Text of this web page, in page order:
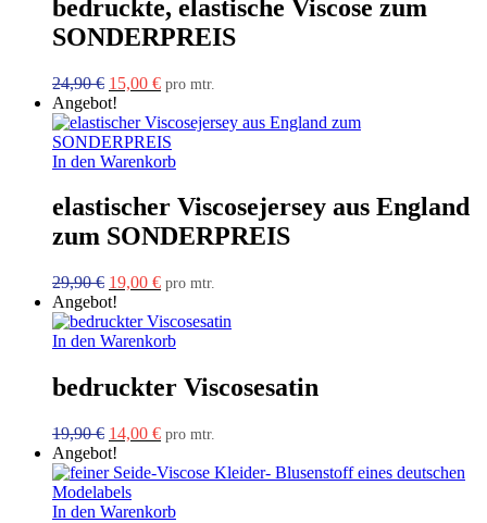
bedruckte, elastische Viscose zum
SONDERPREIS
24,90€ Ursprünglicher
Preis
war:
24,90 €
15,00 €Aktueller
ist:
15,00 €.
pro mtr.
Angebot!
In den Warenkorb
elastischer Viscosejersey aus England
zum SONDERPREIS
29,90€ Ursprünglicher
Preis
war:
29,90 €
19,00 €Aktueller
ist:
19,00 €.
pro mtr.
Angebot!
In den Warenkorb
bedruckter Viscosesatin
19,90€ Ursprünglicher
Preis
war:
19,90 €
14,00 €Aktueller
ist:
pro mtr.
Angebot!
In den Warenkorb